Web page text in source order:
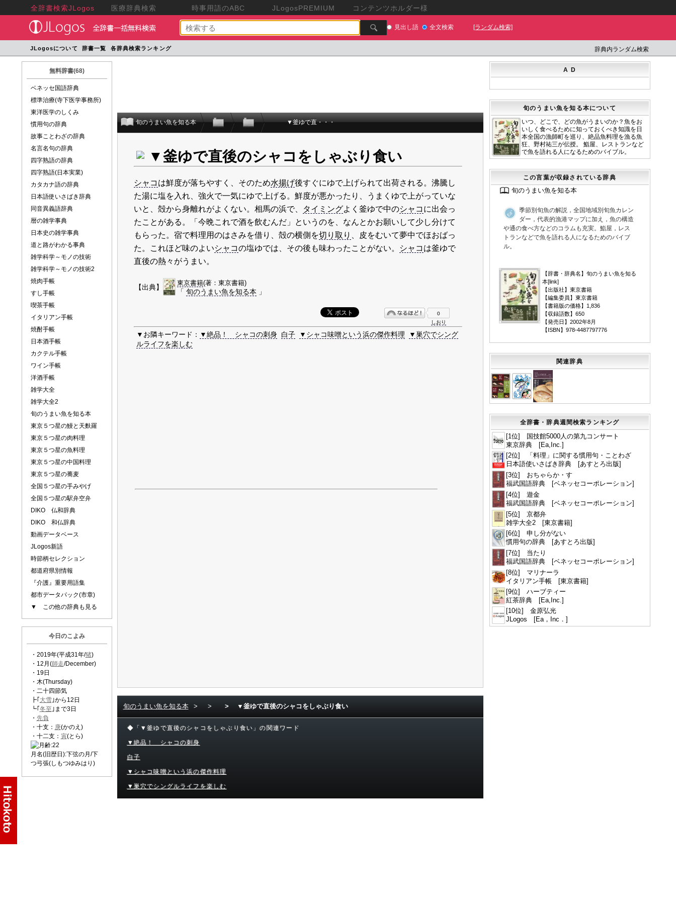
全辞書検索JLogos 医療辞典検索 時事用語のABC JLogosPREMIUM コンテンツホルダー様
見出し語 全文検索 [ランダム検索]
JLogosについて 辞書一覧 各辞典検索ランキング 辞典内ランダム検索
無料辞書(68)
ベネッセ国語辞典
標準治療(寺下医学事務所)
東洋医学のしくみ
慣用句の辞典
故事ことわざの辞典
名言名句の辞典
四字熟語の辞典
四字熟語(日本実業)
カタカナ語の辞典
日本語使いさばき辞典
同音異義語辞典
暦の雑学事典
日本史の雑学事典
道と路がわかる事典
雑学科学～モノの技術
雑学科学～モノの技術2
焼肉手帳
すし手帳
喫茶手帳
イタリアン手帳
焼酎手帳
日本酒手帳
カクテル手帳
ワイン手帳
洋酒手帳
雑学大全
雑学大全2
旬のうまい魚を知る本
東京５つ星の鰻と天麩羅
東京５つ星の肉料理
東京５つ星の魚料理
東京５つ星の中国料理
東京５つ星の蕎麦
全国５つ星の手みやげ
全国５つ星の駅弁空弁
DIKO 仏和辞典
DIKO 和仏辞典
動画データベース
JLogos新語
時節柄セレクション
都道府県別情報
『介護』重要用語集
都市データパック(市章)
▼ この他の辞典も見る
今日のこよみ
・2019年(平成31年/猪)
・12月(師走/December)
・19日
・木(Thursday)
・二十四節気
┣｢ 大雪｣から12日
┗｢ 冬至 ｣まで3日
・ 先負
・十支： 庚(かのえ)
・十二支： 寅(とら)
月名(旧歴日):下弦の月/下
つ弓張(しもつゆみはり)
旬のうまい魚を知る本 ▼釜ゆで直・・・
▼釜ゆで直後のシャコをしゃぶり食い
シャコ は鮮度が落ちやすく、そのため水揚げ後すぐにゆで上げられて出荷される。沸騰し
た湯に塩を入れ、強火で一気にゆで上げる。鮮度が悪かったり、うまくゆで上がっていな
いと、殻から身離れがよくない。相馬の浜で、
タイミングよく釜ゆで中のシャコ に出会っ
たことがある。「今晩これで酒を飲むんだ」というのを、なんとかお願いして少し分けて
もらった。宿で料理用のはさみを借り、殻の横側を切り取り
、皮をむいて夢中でほおばっ
た。これほど味のよいシャコの塩ゆでは、その後も味わったことがない。 シャコ は釜ゆで
直後の熱々がうまい。
【出典】
東京書籍(著：東京書籍)
「 旬のうまい魚を知る本 」
0
しおり
▼お隣キーワード： ▼絶品！ シャコの刺身 白子 ▼シャコ味噌という浜の傑作料理
▼巣穴でシング
ルライフを楽しむ
旬のうまい魚を知る本 > > > ▼釜ゆで直後のシャコをしゃぶり食い
◆「▼釜ゆで直後のシャコをしゃぶり食い」の関連ワード
▼絶品！ シャコの刺身
白子
▼シャコ味噌という浜の傑作料理
▼巣穴でシングルライフを楽しむ
A D
旬のうまい魚を知る本について
いつ、どこで、どの魚がうまいのか？魚をお
いしく食べるために知っておくべき知識を日
本全国の漁師町を巡り、絶品魚料理を漁る魚
狂、野村祐三が伝授。 鮨屋、レストランなど
で魚を語れる人になるためのバイブル。
この言葉が収録されている辞典
旬のうまい魚を知る本
季節別旬魚の解説，全国地域別旬魚カレン
ダー，代表的漁港マップに加え，魚の構造
や通の食べ方などのコラムも充実。鮨屋，レス
トランなどで魚を語れる人になるためのバイブ
ル。
【辞書・辞典名】旬のうまい魚を知る
本[link]
【出版社】東京書籍
【編集委員】東京書籍
【書籍版の価格】1,836
【収録語数】650
【発売日】2002年8月
【ISBN】978-4487797776
関連辞典
全辞書・辞典週間検索ランキング
[1位] 国技館5000人の第九コンサート
東京辞典 [Ea,Inc.]
[2位] 「料理」に関する慣用句・ことわざ
日本語使いさばき辞典 [あすとろ出版]
[3位] おちゃらか・す
福武国語辞典 [ベネッセコーポレーション]
[4位] 遊金
福武国語辞典 [ベネッセコーポレーション]
[5位] 京都弁
雑学大全2 [東京書籍]
[6位] 申し分がない
慣用句の辞典 [あすとろ出版]
[7位] 当たり
福武国語辞典 [ベネッセコーポレーション]
[8位] マリナーラ
イタリアン手帳 [東京書籍]
[9位] ハーブティー
紅茶辞典 [Ea,Inc.]
[10位] 金原弘光
JLogos [Ea，Inc．]